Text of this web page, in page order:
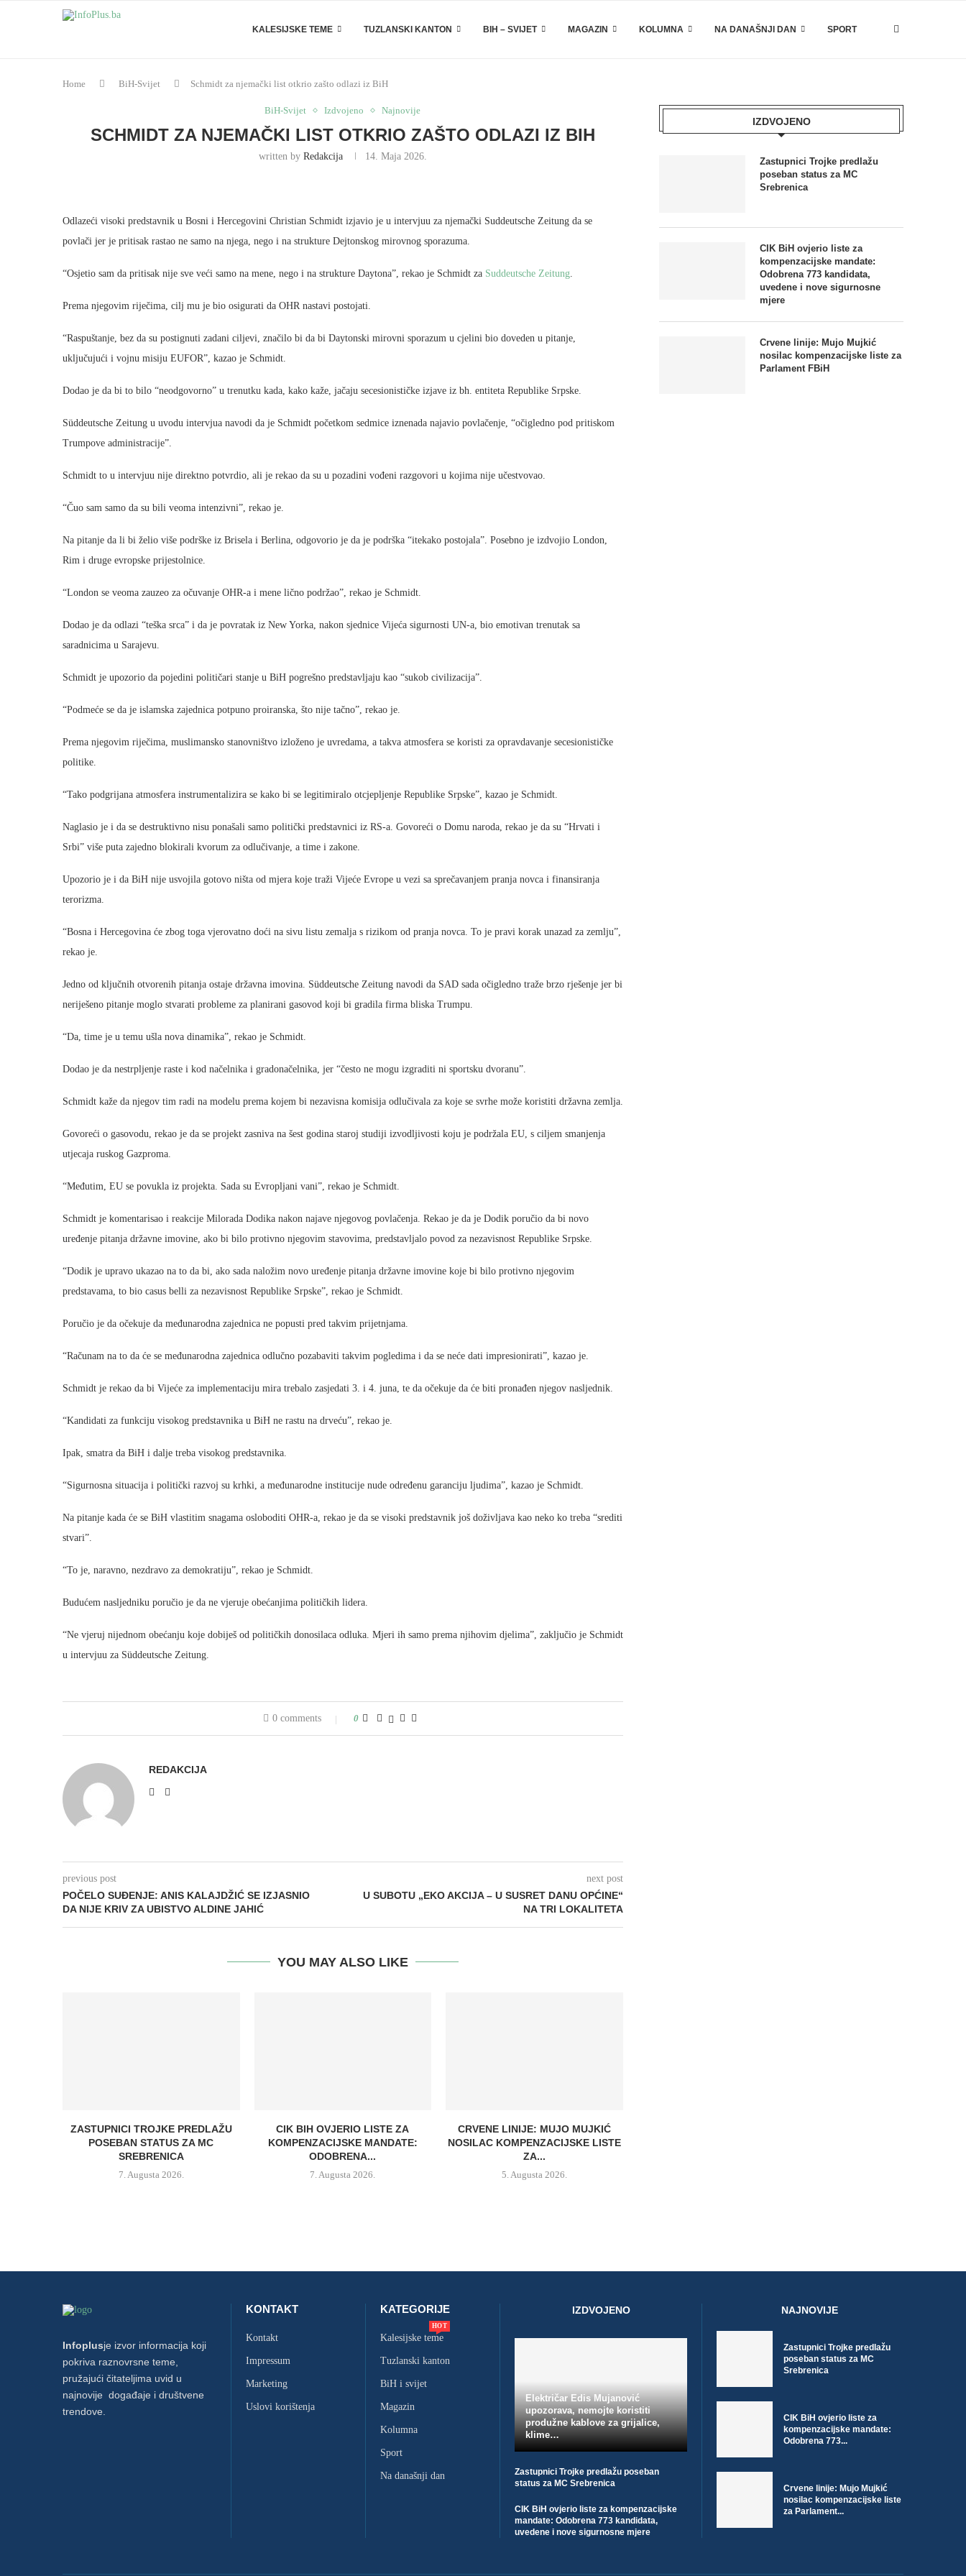
KALESIJSKE TEME TUZLANSKI KANTON BIH – SVIJET MAGAZIN KOLUMNA NA DANAŠNJI DAN SPORT
Home BiH-Svijet Schmidt za njemački list otkrio zašto odlazi iz BiH
BiH-Svijet Izdvojeno Najnovije
SCHMIDT ZA NJEMAČKI LIST OTKRIO ZAŠTO ODLAZI IZ BIH
written by Redakcija 14. Maja 2026.
Odlazeći visoki predstavnik u Bosni i Hercegovini Christian Schmidt izjavio je u intervjuu za njemački Suddeutsche Zeitung da se
povlači jer je pritisak rastao ne samo na njega, nego i na strukture Dejtonskog mirovnog sporazuma.
“Osjetio sam da pritisak nije sve veći samo na mene, nego i na strukture Daytona”, rekao je Schmidt za Suddeutsche Zeitung.
Prema njegovim riječima, cilj mu je bio osigurati da OHR nastavi postojati.
“Raspuštanje, bez da su postignuti zadani ciljevi, značilo bi da bi Daytonski mirovni sporazum u cjelini bio doveden u pitanje,
uključujući i vojnu misiju EUFOR”, kazao je Schmidt.
Dodao je da bi to bilo “neodgovorno” u trenutku kada, kako kaže, jačaju secesionističke izjave iz bh. entiteta Republike Srpske.
Süddeutsche Zeitung u uvodu intervjua navodi da je Schmidt početkom sedmice iznenada najavio povlačenje, “očigledno pod pritiskom
Trumpove administracije”.
Schmidt to u intervjuu nije direktno potvrdio, ali je rekao da su u pozadini vođeni razgovori u kojima nije učestvovao.
“Čuo sam samo da su bili veoma intenzivni”, rekao je.
Na pitanje da li bi želio više podrške iz Brisela i Berlina, odgovorio je da je podrška “itekako postojala”. Posebno je izdvojio London,
Rim i druge evropske prijestolnice.
“London se veoma zauzeo za očuvanje OHR-a i mene lično podržao”, rekao je Schmidt.
Dodao je da odlazi “teška srca” i da je povratak iz New Yorka, nakon sjednice Vijeća sigurnosti UN-a, bio emotivan trenutak sa
saradnicima u Sarajevu.
Schmidt je upozorio da pojedini političari stanje u BiH pogrešno predstavljaju kao “sukob civilizacija”.
“Podmeće se da je islamska zajednica potpuno proiranska, što nije tačno”, rekao je.
Prema njegovim riječima, muslimansko stanovništvo izloženo je uvredama, a takva atmosfera se koristi za opravdavanje secesionističke
politike.
“Tako podgrijana atmosfera instrumentalizira se kako bi se legitimiralo otcjepljenje Republike Srpske”, kazao je Schmidt.
Naglasio je i da se destruktivno nisu ponašali samo politički predstavnici iz RS-a. Govoreći o Domu naroda, rekao je da su “Hrvati i
Srbi” više puta zajedno blokirali kvorum za odlučivanje, a time i zakone.
Upozorio je i da BiH nije usvojila gotovo ništa od mjera koje traži Vijeće Evrope u vezi sa sprečavanjem pranja novca i finansiranja
terorizma.
“Bosna i Hercegovina će zbog toga vjerovatno doći na sivu listu zemalja s rizikom od pranja novca. To je pravi korak unazad za zemlju”,
rekao je.
Jedno od ključnih otvorenih pitanja ostaje državna imovina. Süddeutsche Zeitung navodi da SAD sada očigledno traže brzo rješenje jer bi
neriješeno pitanje moglo stvarati probleme za planirani gasovod koji bi gradila firma bliska Trumpu.
“Da, time je u temu ušla nova dinamika”, rekao je Schmidt.
Dodao je da nestrpljenje raste i kod načelnika i gradonačelnika, jer “često ne mogu izgraditi ni sportsku dvoranu”.
Schmidt kaže da njegov tim radi na modelu prema kojem bi nezavisna komisija odlučivala za koje se svrhe može koristiti državna zemlja.
Govoreći o gasovodu, rekao je da se projekt zasniva na šest godina staroj studiji izvodljivosti koju je podržala EU, s ciljem smanjenja
utjecaja ruskog Gazproma.
“Međutim, EU se povukla iz projekta. Sada su Evropljani vani”, rekao je Schmidt.
Schmidt je komentarisao i reakcije Milorada Dodika nakon najave njegovog povlačenja. Rekao je da je Dodik poručio da bi novo
uređenje pitanja državne imovine, ako bi bilo protivno njegovim stavovima, predstavljalo povod za nezavisnost Republike Srpske.
“Dodik je upravo ukazao na to da bi, ako sada naložim novo uređenje pitanja državne imovine koje bi bilo protivno njegovim
predstavama, to bio casus belli za nezavisnost Republike Srpske”, rekao je Schmidt.
Poručio je da očekuje da međunarodna zajednica ne popusti pred takvim prijetnjama.
“Računam na to da će se međunarodna zajednica odlučno pozabaviti takvim pogledima i da se neće dati impresionirati”, kazao je.
Schmidt je rekao da bi Vijeće za implementaciju mira trebalo zasjedati 3. i 4. juna, te da očekuje da će biti pronađen njegov nasljednik.
“Kandidati za funkciju visokog predstavnika u BiH ne rastu na drveću”, rekao je.
Ipak, smatra da BiH i dalje treba visokog predstavnika.
“Sigurnosna situacija i politički razvoj su krhki, a međunarodne institucije nude određenu garanciju ljudima”, kazao je Schmidt.
Na pitanje kada će se BiH vlastitim snagama osloboditi OHR-a, rekao je da se visoki predstavnik još doživljava kao neko ko treba “srediti
stvari”.
“To je, naravno, nezdravo za demokratiju”, rekao je Schmidt.
Budućem nasljedniku poručio je da ne vjeruje obećanjima političkih lidera.
“Ne vjeruj nijednom obećanju koje dobiješ od političkih donosilaca odluka. Mjeri ih samo prema njihovim djelima”, zaključio je Schmidt
u intervjuu za Süddeutsche Zeitung.
0 comments 0
REDAKCIJA
previous post
POČELO SUĐENJE: ANIS KALAJDŽIĆ SE IZJASNIO
DA NIJE KRIV ZA UBISTVO ALDINE JAHIĆ
next post
U SUBOTU „EKO AKCIJA – U SUSRET DANU OPĆINE“
NA TRI LOKALITETA
YOU MAY ALSO LIKE
ZASTUPNICI TROJKE PREDLAŽU
POSEBAN STATUS ZA MC
SREBRENICA
7. Augusta 2026.
CIK BIH OVJERIO LISTE ZA
KOMPENZACIJSKE MANDATE:
ODOBRENA...
7. Augusta 2026.
CRVENE LINIJE: MUJO MUJKIĆ
NOSILAC KOMPENZACIJSKE LISTE
ZA...
5. Augusta 2026.
IZDVOJENO
Zastupnici Trojke predlažu
poseban status za MC
Srebrenica
CIK BiH ovjerio liste za
kompenzacijske mandate:
Odobrena 773 kandidata,
uvedene i nove sigurnosne
mjere
Crvene linije: Mujo Mujkić
nosilac kompenzacijske liste za
Parlament FBiH
Infoplusje izvor informacija koji
pokriva raznovrsne teme,
pružajući čitateljima uvid u
najnovije događaje i društvene
trendove.
KONTAKT
Kontakt
Impressum
Marketing
Uslovi korištenja
KATEGORIJE
Kalesijske teme
HOT
Tuzlanski kanton
BiH i svijet
Magazin
Kolumna
Sport
Na današnji dan
IZDVOJENO
Električar Edis Mujanović
upozorava, nemojte koristiti
produžne kablove za grijalice,
klime…
Zastupnici Trojke predlažu poseban
status za MC Srebrenica
CIK BiH ovjerio liste za kompenzacijske
mandate: Odobrena 773 kandidata,
uvedene i nove sigurnosne mjere
NAJNOVIJE
Zastupnici Trojke predlažu
poseban status za MC
Srebrenica
CIK BiH ovjerio liste za
kompenzacijske mandate:
Odobrena 773...
Crvene linije: Mujo Mujkić
nosilac kompenzacijske liste
za Parlament...